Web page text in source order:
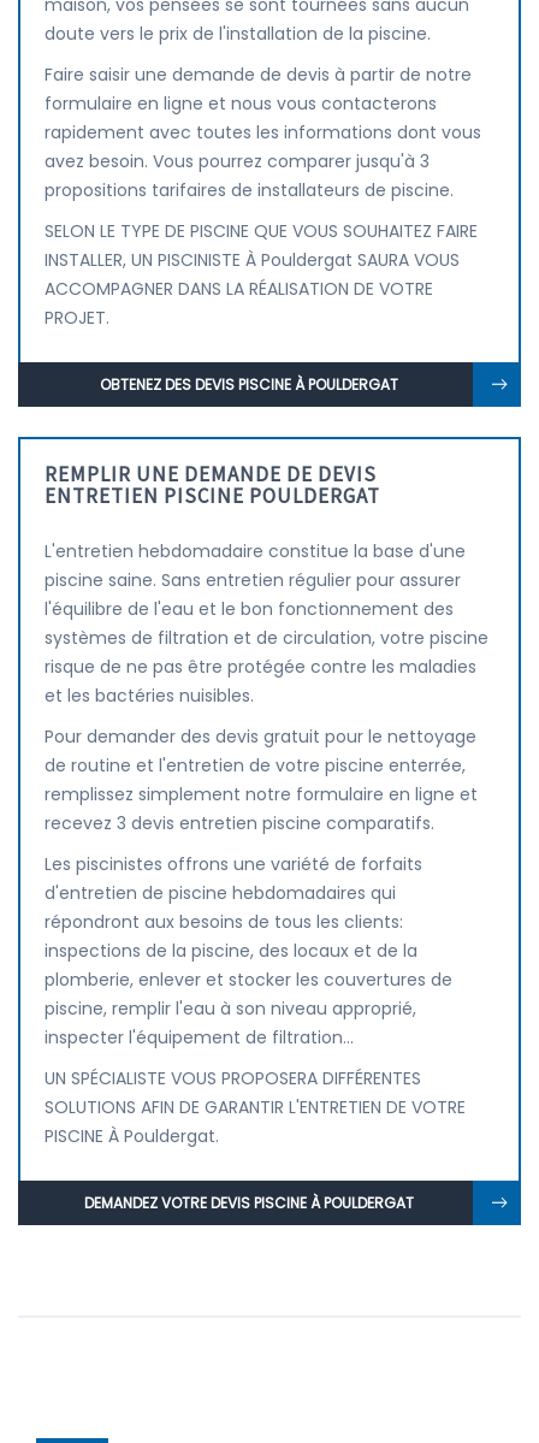
maison, vos pensées se sont tournées sans aucun
doute vers le prix de l'installation de la piscine.
Faire saisir une demande de devis à partir de notre
formulaire en ligne et nous vous contacterons
rapidement avec toutes les informations dont vous
avez besoin. Vous pourrez comparer jusqu'à 3
propositions tarifaires de installateurs de piscine.
SELON LE TYPE DE PISCINE QUE VOUS SOUHAITEZ FAIRE
INSTALLER, UN PISCINISTE À Pouldergat SAURA VOUS
ACCOMPAGNER DANS LA RÉALISATION DE VOTRE
PROJET.
OBTENEZ DES DEVIS PISCINE À POULDERGAT
REMPLIR UNE DEMANDE DE DEVIS
ENTRETIEN PISCINE POULDERGAT
L'entretien hebdomadaire constitue la base d'une
piscine saine. Sans entretien régulier pour assurer
l'équilibre de l'eau et le bon fonctionnement des
systèmes de filtration et de circulation, votre piscine
risque de ne pas être protégée contre les maladies
et les bactéries nuisibles.
Pour demander des devis gratuit pour le nettoyage
de routine et l'entretien de votre piscine enterrée,
remplissez simplement notre formulaire en ligne et
recevez 3 devis entretien piscine comparatifs.
Les piscinistes offrons une variété de forfaits
d'entretien de piscine hebdomadaires qui
répondront aux besoins de tous les clients:
inspections de la piscine, des locaux et de la
plomberie, enlever et stocker les couvertures de
piscine, remplir l'eau à son niveau approprié,
inspecter l'équipement de filtration...
UN SPÉCIALISTE VOUS PROPOSERA DIFFÉRENTES
SOLUTIONS AFIN DE GARANTIR L'ENTRETIEN DE VOTRE
PISCINE À Pouldergat.
DEMANDEZ VOTRE DEVIS PISCINE À POULDERGAT